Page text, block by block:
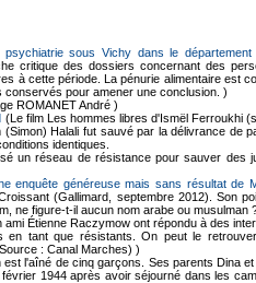
sous Vichy dans le
critique des dossiers concernant des
à cette période. La pénurie alimentaire est
pour amener une conclusion. )
ROMANET André )
(Le film Les hommes libres d'Ismël Ferroukhi
Halali fut sauvé par la délivrance de
identiques.
un réseau de résistance pour sauver des
enquête généreuse mais sans résultat de
(Gallimard, septembre 2012). Son
ne figure-t-il aucun nom arabe ou musulman
Étienne Raczymow ont répondu à des
tant que résistants. On peut le
: Canal Marches) )
l'aîné de cinq garçons. Ses parents Dina
1944 après avoir séjourné dans les